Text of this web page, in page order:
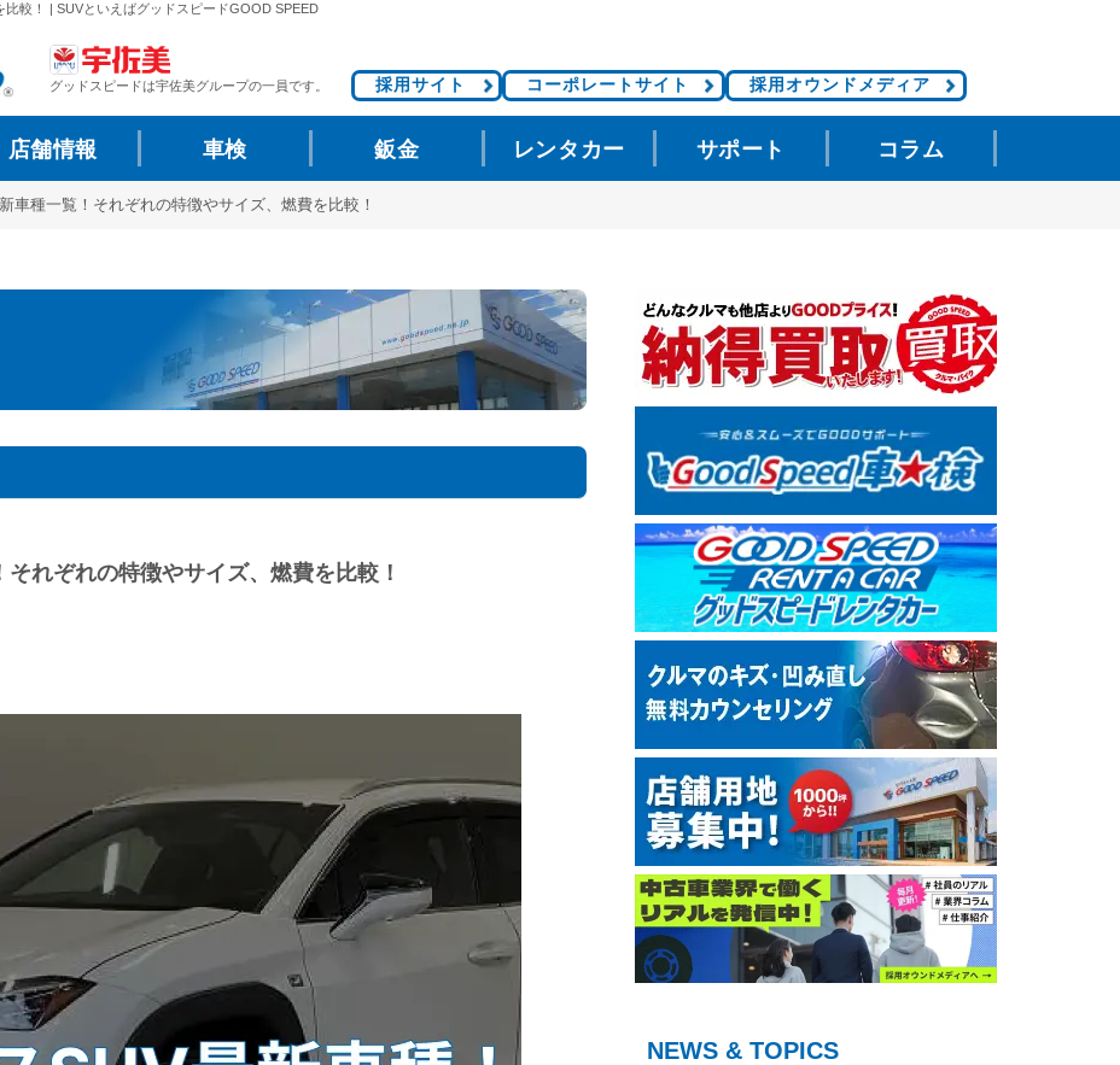
較！ | SUVといえばグッドスピードGOOD SPEED
グッドスピードは宇佐美グループの一員です。 採用サイト コーポレートサイト 採用オウンドメディア
店舗情報 車検 鈑金 レンタカー サポート コラム
車種一覧！それぞれの特徴やサイズ、燃費を比較！
れぞれの特徴やサイズ、燃費を比較！
NEWS & TOPICS